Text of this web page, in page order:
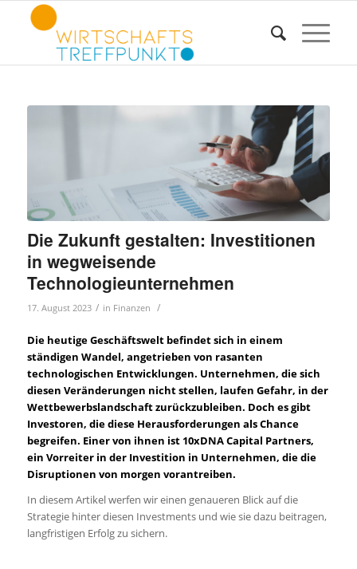
Die Zukunft gestalten: Investitionen
in wegweisende
Technologieunternehmen
17. August 2023 / in Finanzen /
Die heutige Geschäftswelt befindet sich in einem
ständigen Wandel, angetrieben von rasanten
technologischen Entwicklungen. Unternehmen, die sich
diesen Veränderungen nicht stellen, laufen Gefahr, in der
Wettbewerbslandschaft zurückzubleiben. Doch es gibt
Investoren, die diese Herausforderungen als Chance
begreifen. Einer von ihnen ist 10xDNA Capital Partners,
ein Vorreiter in der Investition in Unternehmen, die die
Disruptionen von morgen vorantreiben.
In diesem Artikel werfen wir einen genaueren Blick auf die
Strategie hinter diesen Investments und wie sie dazu beitragen,
langfristigen Erfolg zu sichern.